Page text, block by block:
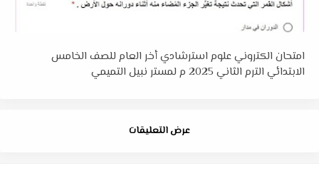
امتحان الكتروني علوم استرشادي أخر العام للصف الخامس
الابتدائي الترم الثاني 2025 م لمستر نبيل التميمي
عرض التعليقات